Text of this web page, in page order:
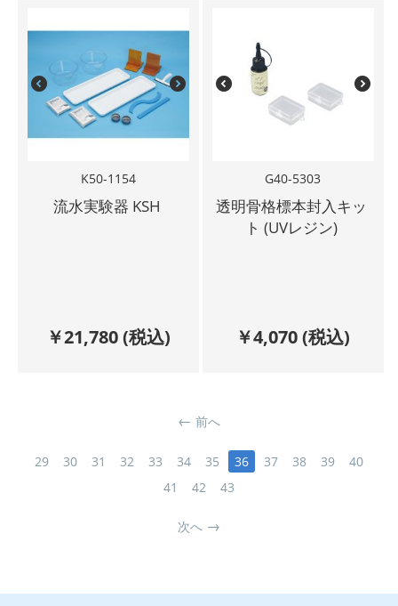
K50-1154
流水実験器 KSH
￥21,780(税込)
G40-5303
透明骨格標本封入キッ
ト (UVレジン)
￥4,070(税込)
前へ
29 30 31 32 33 34 35 36 37 38 39
40
41
42 43
次へ